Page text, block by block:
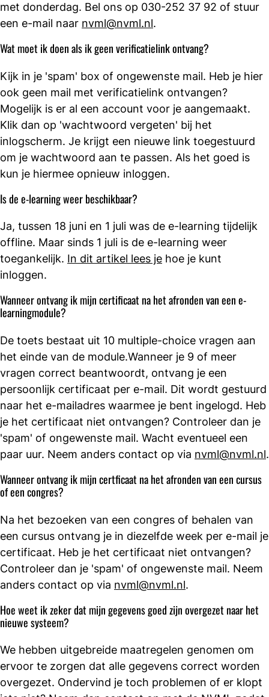
met donderdag. Bel ons op 030-252 37 92 of stuur
een e-mail naar nvml@nvml.nl.
Wat moet ik doen als ik geen verificatielink ontvang?
Kijk in je 'spam' box of ongewenste mail. Heb je hier
ook geen mail met verificatielink ontvangen?
Mogelijk is er al een account voor je aangemaakt.
Klik dan op 'wachtwoord vergeten' bij het
inlogscherm. Je krijgt een nieuwe link toegestuurd
om je wachtwoord aan te passen. Als het goed is
kun je hiermee opnieuw inloggen.
Is de e-learning weer beschikbaar?
Ja, tussen 18 juni en 1 juli was de e-learning tijdelijk
offline. Maar sinds 1 juli is de e-learning weer
toegankelijk. In dit artikel lees je hoe je kunt
inloggen.
Wanneer ontvang ik mijn certificaat na het afronden van een e-
learningmodule?
De toets bestaat uit 10 multiple-choice vragen aan
het einde van de module.Wanneer je 9 of meer
vragen correct beantwoordt, ontvang je een
persoonlijk certificaat per e-mail. Dit wordt gestuurd
naar het e-mailadres waarmee je bent ingelogd. Heb
je het certificaat niet ontvangen? Controleer dan je
'spam' of ongewenste mail. Wacht eventueel een
paar uur. Neem anders contact op via nvml@nvml.nl.
Wanneer ontvang ik mijn certficaat na het afronden van een cursus
of een congres?
Na het bezoeken van een congres of behalen van
een cursus ontvang je in diezelfde week per e-mail je
certificaat. Heb je het certificaat niet ontvangen?
Controleer dan je 'spam' of ongewenste mail. Neem
anders contact op via nvml@nvml.nl.
Hoe weet ik zeker dat mijn gegevens goed zijn overgezet naar het
nieuwe systeem?
We hebben uitgebreide maatregelen genomen om
ervoor te zorgen dat alle gegevens correct worden
overgezet. Ondervind je toch problemen of er klopt